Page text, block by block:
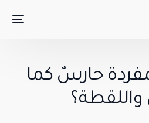
حارسٌ كما
واللقطة؟